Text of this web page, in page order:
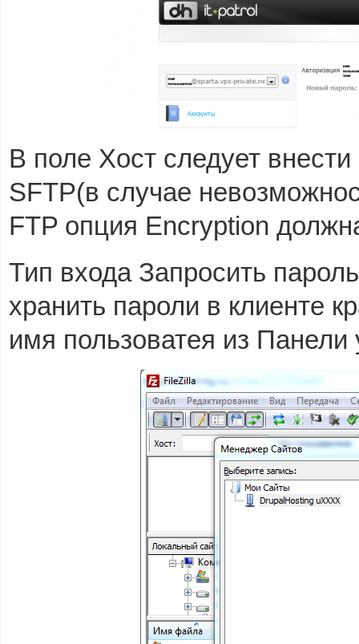
В поле Хост следует
SFTP(в случае
FTP опция Encryption
Тип входа Запросить
хранить пароли в клиенте
имя пользоватея из Панели